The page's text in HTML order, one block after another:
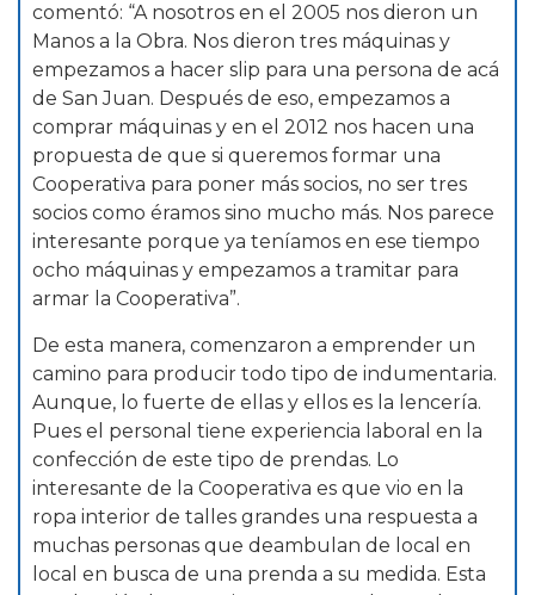
comentó: “A nosotros en el 2005 nos dieron un
Manos a la Obra. Nos dieron tres máquinas y
empezamos a hacer slip para una persona de acá
de San Juan. Después de eso, empezamos a
comprar máquinas y en el 2012 nos hacen una
propuesta de que si queremos formar una
Cooperativa para poner más socios, no ser tres
socios como éramos sino mucho más. Nos parece
interesante porque ya teníamos en ese tiempo
ocho máquinas y empezamos a tramitar para
armar la Cooperativa”.
De esta manera, comenzaron a emprender un
camino para producir todo tipo de indumentaria.
Aunque, lo fuerte de ellas y ellos es la lencería.
Pues el personal tiene experiencia laboral en la
confección de este tipo de prendas. Lo
interesante de la Cooperativa es que vio en la
ropa interior de talles grandes una respuesta a
muchas personas que deambulan de local en
local en busca de una prenda a su medida. Esta